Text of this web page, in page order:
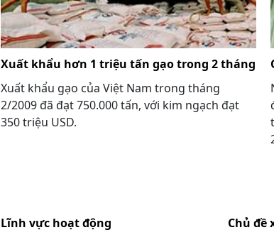
Xuất khẩu hơn 1 triệu tấn gạo trong 2 tháng
Xuất khẩu gạo của Việt Nam trong tháng
2/2009 đã đạt 750.000 tấn, với kim ngạch đạt
350 triệu USD.
Lĩnh vực hoạt động Chủ đề